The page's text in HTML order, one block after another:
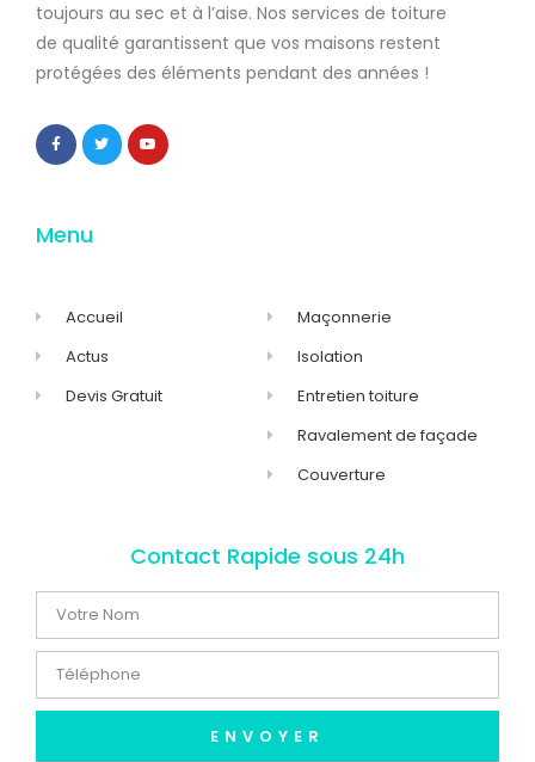
toujours au sec et à l’aise. Nos services de toiture
de qualité garantissent que vos maisons restent
protégées des éléments pendant des années !
Menu
Accueil
Actus
Devis Gratuit
Maçonnerie
Isolation
Entretien toiture
Ravalement de façade
Couverture
Contact Rapide sous 24h
ENVOYER